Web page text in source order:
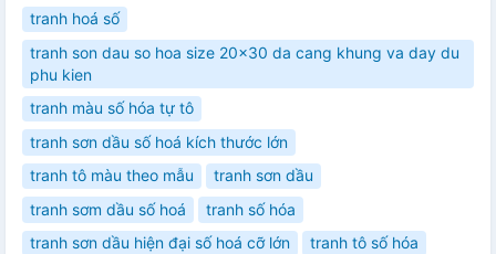
tranh hoá số
tranh son dau so hoa size 20x30 da cang khung va day du
phu kien
tranh màu số hóa tự tô
tranh sơn dầu số hoá kích thước lớn
tranh tô màu theo mẫu
tranh sơn dầu
tranh sơm dầu số hoá
tranh số hóa
tranh sơn dầu hiện đại số hoá cỡ lớn
tranh tô số hóa